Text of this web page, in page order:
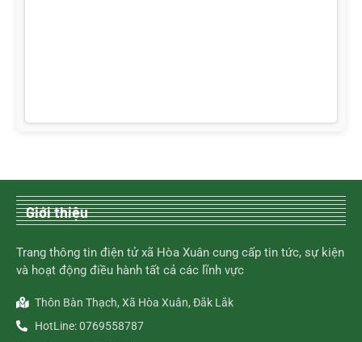
Giới thiệu
Trang thông tin điện tử xã Hòa Xuân cung cấp tin tức, sự kiện
và hoạt động điều hành tất cả các lĩnh vực
Thôn Bàn Thạch, Xã Hòa Xuân, Đắk Lắk
HotLine: 0769558787